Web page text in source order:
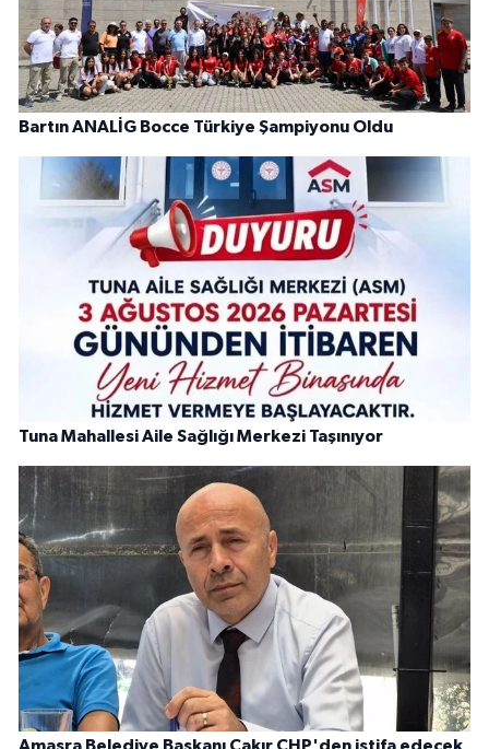
Bartın ANALİG Bocce Türkiye Şampiyonu Oldu
Tuna Mahallesi Aile Sağlığı Merkezi Taşınıyor